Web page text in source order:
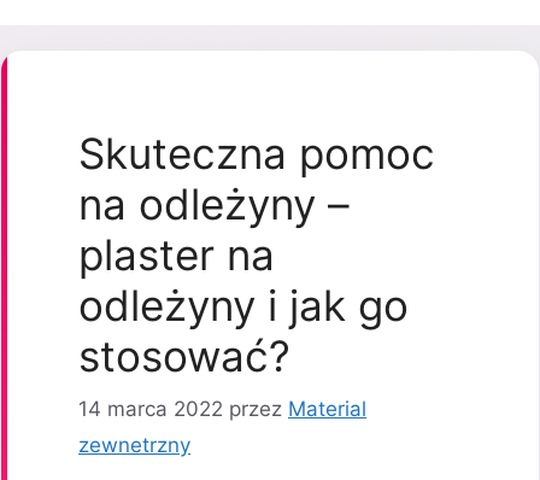
Skuteczna pomoc
na odleżyny –
plaster na
odleżyny i jak go
stosować?
14 marca 2022 przez Material
zewnetrzny